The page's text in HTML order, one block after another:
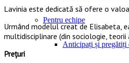
Pentru echipe
Anticipați și pregătiți
Lavinia este dedicată să ofere o
Urmând modelul creat de Elisabeta,
multidisciplinare (din sociologie,
Prețuri